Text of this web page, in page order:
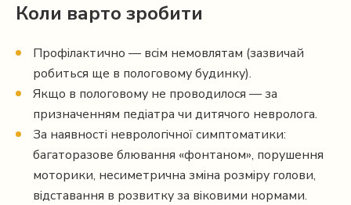
Коли варто зробити
Профілактично — всім немовлятам (зазвичай
робиться ще в пологовому будинку).
Якщо в пологовому не проводилося — за
призначенням педіатра чи дитячого невролога.
За наявності неврологічної симптоматики:
багаторазове блювання «фонтаном», порушення
моторики, несиметрична зміна розміру голови,
відставання в розвитку за віковими нормами.